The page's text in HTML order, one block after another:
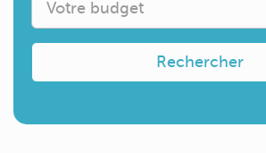
Rechercher